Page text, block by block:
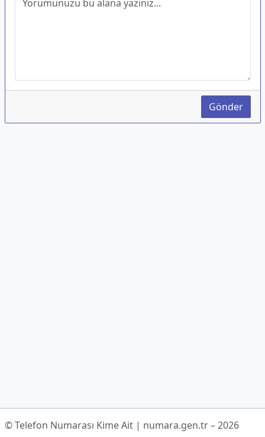
Gönder
© Telefon Numarası Kime Ait | numara.gen.tr – 2026